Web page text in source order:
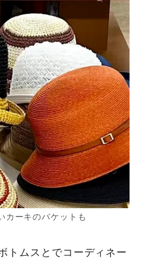
カーキのバケットも
トムスとでコーディネー